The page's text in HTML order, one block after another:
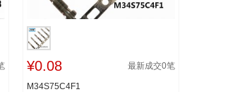
¥0.08 最新成交0笔
M34S75C4F1